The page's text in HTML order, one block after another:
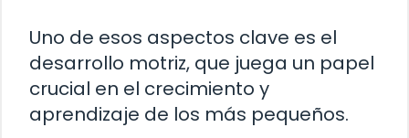
Uno de esos aspectos clave es el
desarrollo motriz, que juega un papel
crucial en el crecimiento y
aprendizaje de los más pequeños.